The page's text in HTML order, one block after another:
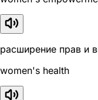
расширение прав и
women's health